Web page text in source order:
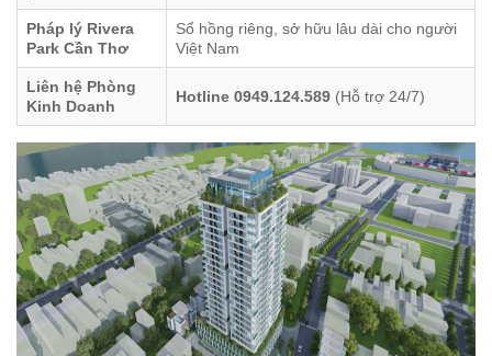
Pháp lý Rivera
Park Cần Thơ
Sổ hồng riêng, sở hữu lâu dài cho người
Việt Nam
Liên hệ Phòng
Kinh Doanh
Hotline 0949.124.589 (Hỗ trợ 24/7)